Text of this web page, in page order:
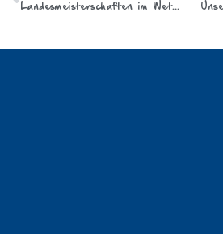
Landesmeisterschaften im Wettkampfturnen